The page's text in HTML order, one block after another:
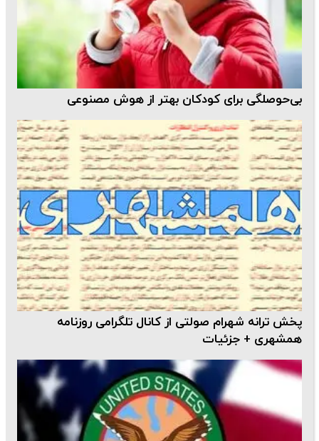
بی‌حوصلگی برای کودکان بهتر از هوش مصنوعی
پخش ترانه شهرام صولتی از کانال تلگرامی روزنامه
همشهری + جزئیات